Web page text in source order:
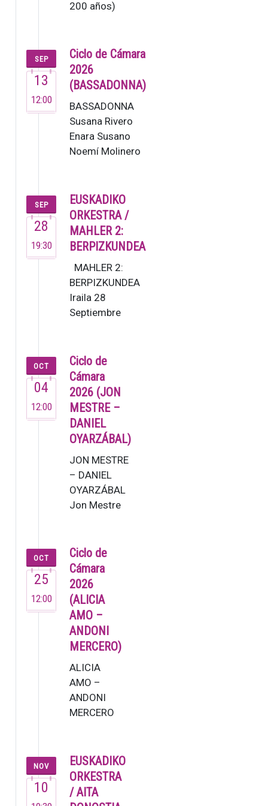
200 años)
fundado
en 1995,
es una de
las
orquestas
de
cámara
de…
SEP
13
12:00
Ciclo de Cámara
2026
(BASSADONNA)
BASSADONNA
Susana Rivero
Enara Susano
Noemí Molinero
sino un colectivo
de m…
SEP
28
19:30
EUSKADIKO
ORKESTRA /
MAHLER 2:
BERPIZKUNDEA
MAHLER 2:
BERPIZKUNDEA
Iraila 28
Septiembre
Lucas Macías,
zuzendar…
OCT
04
12:00
Ciclo de
Cámara
2026 (JON
MESTRE –
DANIEL
OYARZÁBAL)
JON MESTRE
– DANIEL
OYARZÁBAL
Jon Mestre
pianista ya
dejó muestra
de su talento
en su brev…
OCT
25
12:00
Ciclo de
Cámara
2026
(ALICIA
AMO –
ANDONI
MERCERO)
ALICIA
AMO –
ANDONI
MERCERO
una de las
voces más
versátiles
del
NOV
10
EUSKADIKO
ORKESTRA
/ AITA